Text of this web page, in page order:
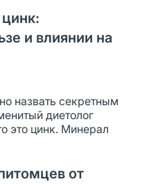
и влиянии на
назвать секретным
диетолог
это цинк. Минерал
от